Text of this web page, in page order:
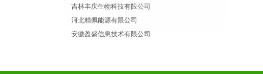
吉林丰庆生物科技有限公司
河北精佩能源有限公司
安徽盈盛信息技术有限公司